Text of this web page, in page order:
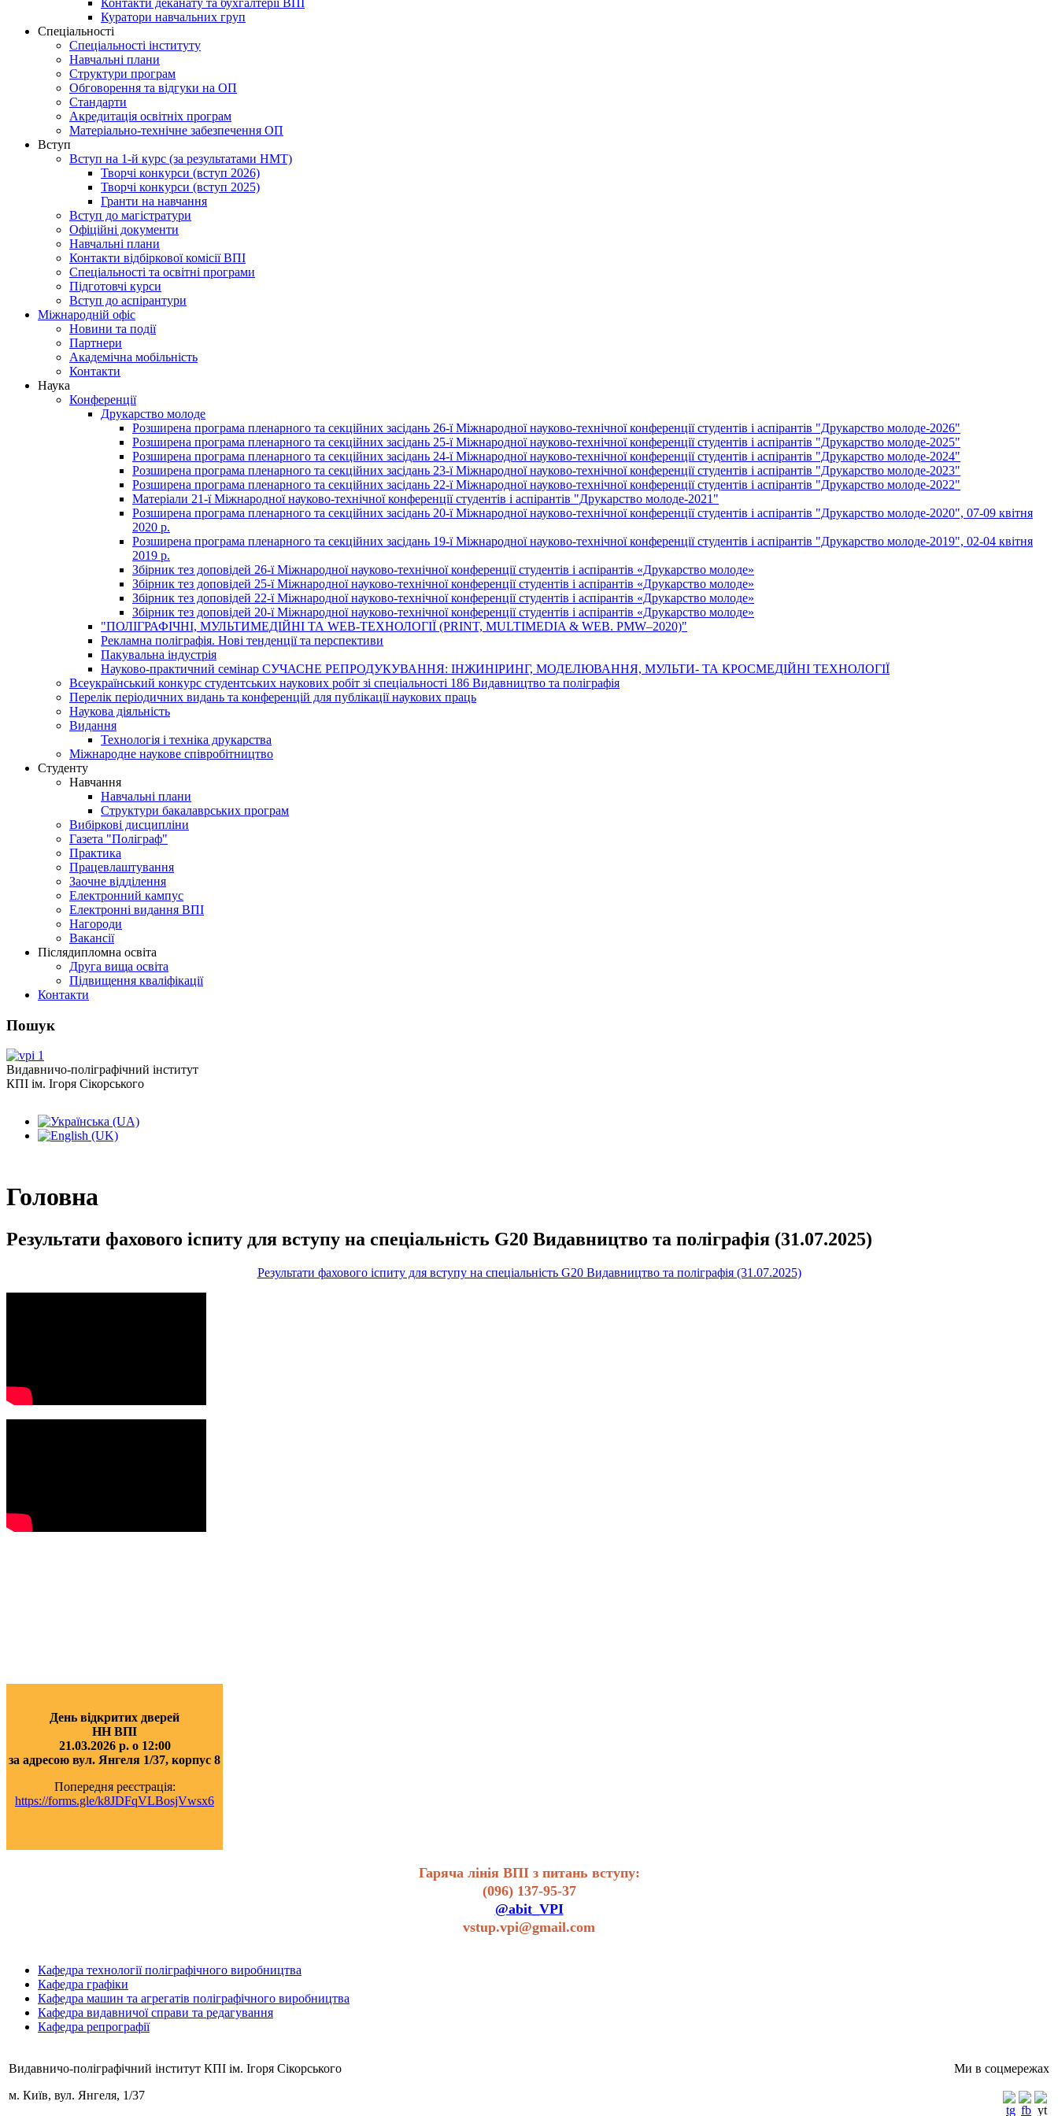
Куратори навчальних груп
Спеціальності
Спеціальності інституту
Навчальні плани
Структури програм
Обговорення та відгуки на ОП
Стандарти
Акредитація освітніх програм
Матеріально-технічне забезпечення ОП
Вступ
Вступ на 1-й курс (за результатами НМТ)
Творчі конкурси (вступ 2026)
Творчі конкурси (вступ 2025)
Гранти на навчання
Вступ до магістратури
Офіційні документи
Навчальні плани
Контакти відбіркової комісії ВПІ
Спеціальності та освітні програми
Підготовчі курси
Вступ до аспірантури
Міжнародній офіс
Новини та події
Партнери
Академічна мобільність
Контакти
Наука
Конференції
Друкарство молоде
Розширена програма пленарного та секційних засідань 26-ї Міжнародної науково-технічної конференції студентів і аспірантів "Друкарство молоде-2026"
Розширена програма пленарного та секційних засідань 25-ї Міжнародної науково-технічної конференції студентів і аспірантів "Друкарство молоде-2025"
Розширена програма пленарного та секційних засідань 24-ї Міжнародної науково-технічної конференції студентів і аспірантів "Друкарство молоде-2024"
Розширена програма пленарного та секційних засідань 23-ї Міжнародної науково-технічної конференції студентів і аспірантів "Друкарство молоде-2023"
Розширена програма пленарного та секційних засідань 22-ї Міжнародної науково-технічної конференції студентів і аспірантів "Друкарство молоде-2022"
Матеріали 21-ї Міжнародної науково-технічної конференції студентів і аспірантів "Друкарство молоде-2021"
Розширена програма пленарного та секційних засідань 20-ї Міжнародної науково-технічної конференції студентів і аспірантів "Друкарство молоде-2020", 07-09 квітня
2020 р.
Розширена програма пленарного та секційних засідань 19-ї Міжнародної науково-технічної конференції студентів і аспірантів "Друкарство молоде-2019", 02-04 квітня
2019 р.
Збірник тез доповідей 26-ї Міжнародної науково-технічної конференції студентів і аспірантів «Друкарство молоде»
Збірник тез доповідей 25-ї Міжнародної науково-технічної конференції студентів і аспірантів «Друкарство молоде»
Збірник тез доповідей 22-ї Міжнародної науково-технічної конференції студентів і аспірантів «Друкарство молоде»
Збірник тез доповідей 20-ї Міжнародної науково-технічної конференції студентів і аспірантів «Друкарство молоде»
"ПОЛІГРАФІЧНІ, МУЛЬТИМЕДІЙНІ ТА WEB-ТЕХНОЛОГІЇ (PRINT, MULTIMEDIA & WEB. PMW–2020)"
Рекламна поліграфія. Нові тенденції та перспективи
Пакувальна індустрія
Науково-практичний семінар СУЧАСНЕ РЕПРОДУКУВАННЯ: ІНЖИНІРИНГ, МОДЕЛЮВАННЯ, МУЛЬТИ- ТА КРОСМЕДІЙНІ ТЕХНОЛОГІЇ
Всеукраїнський конкурс студентських наукових робіт зі спеціальності 186 Видавництво та поліграфія
Перелік періодичних видань та конференцій для публікації наукових праць
Наукова діяльність
Видання
Технологія і техніка друкарства
Міжнародне наукове співробітництво
Студенту
Навчання
Навчальні плани
Структури бакалаврських програм
Вибіркові дисципліни
Газета "Поліграф"
Практика
Працевлаштування
Заочне відділення
Електронний кампус
Електронні видання ВПІ
Нагороди
Вакансії
Післядипломна освіта
Друга вища освіта
Підвищення кваліфікації
Контакти
Пошук
Видавничо-поліграфічний інститут
КПІ ім. Ігоря Сікорського
Головна
Результати фахового іспиту для вступу на спеціальність G20 Видавництво та поліграфія (31.07.2025)
Результати фахового іспиту для вступу на спеціальність G20 Видавництво та поліграфія (31.07.2025)
День відкритих дверей
НН ВПІ
21.03.2026 р. о 12:00
за адресою вул. Янгеля 1/37, корпус 8
Попередня реєстрація:
https://forms.gle/k8JDFqVLBosjVwsx6
Гаряча лінія ВПІ з питань вступу:
(096) 137-95-37
@abit_VPI
vstup.vpi@gmail.com
Кафедра технології поліграфічного виробництва
Кафедра графіки
Кафедра машин та агрегатів поліграфічного виробництва
Кафедра видавничої справи та редагування
Кафедра репрографії
Видавничо-поліграфічний інститут КПІ ім. Ігоря Сікорського
м. Київ, вул. Янгеля, 1/37
Ми в соцмережах